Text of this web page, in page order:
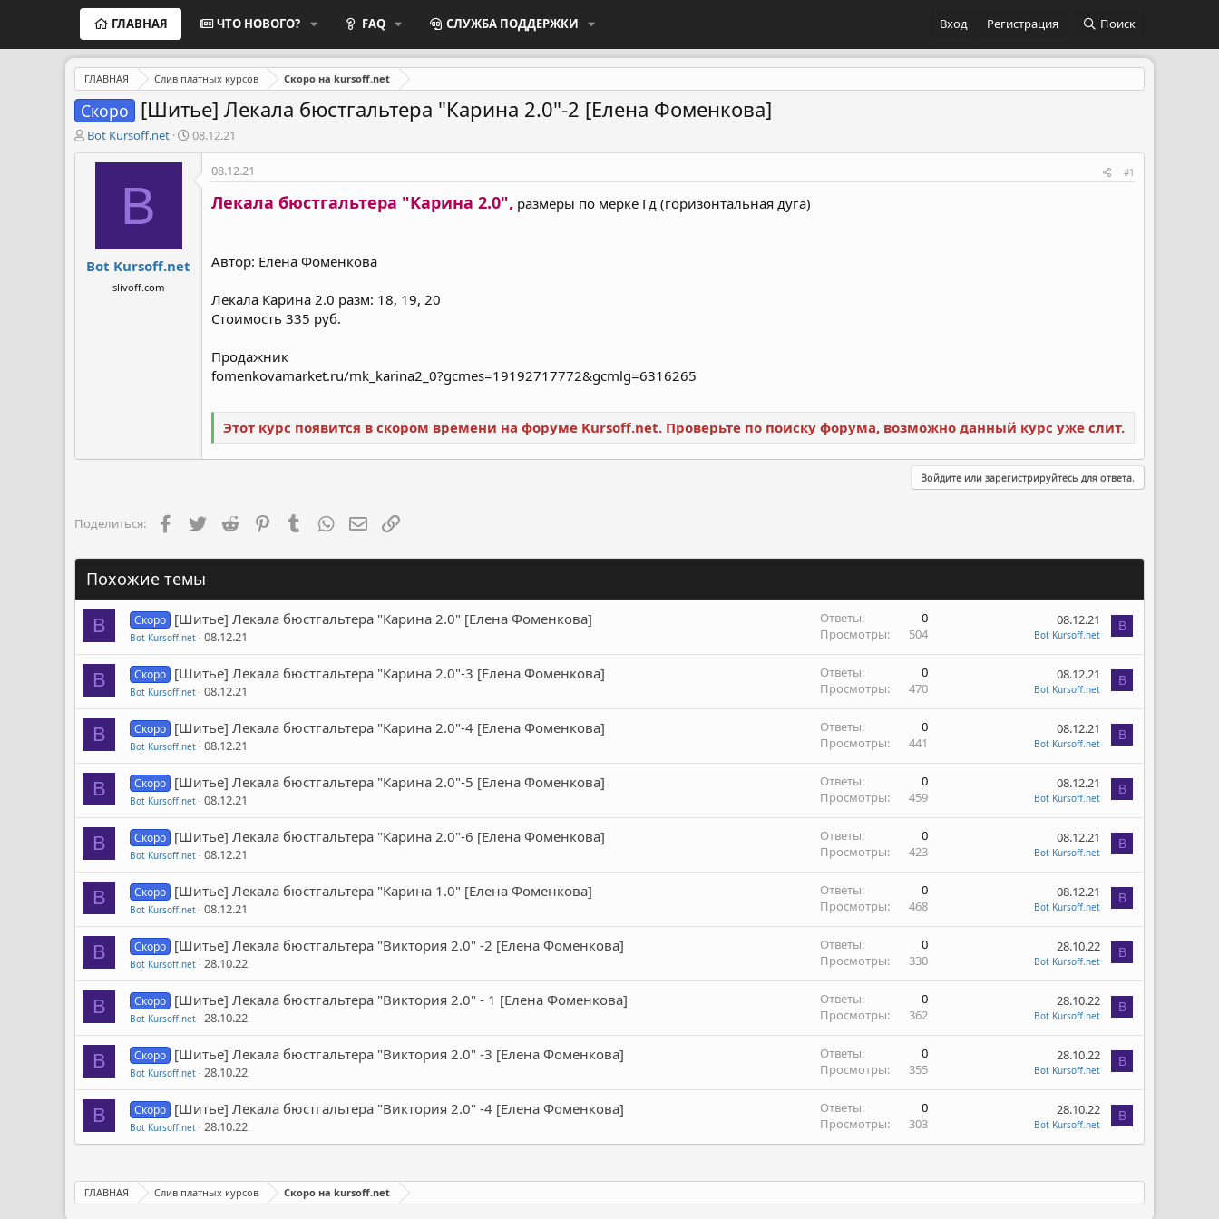
ГЛАВНАЯ ЧТО НОВОГО? FAQ СЛУЖБА ПОДДЕРЖКИ Вход Регистрация Поиск
ГЛАВНАЯ Слив платных курсов Скоро на kursoff.net
Скоро [Шитье] Лекала бюстгальтера "Карина 2.0"-2 [Елена Фоменкова]
А
в
ы
Bot Kursoff.net
Д
а
а
08.12.21
B
Bot Kursoff.net
slivoff.com
08.12.21 #1
Лекала бюстгальтера "Карина 2.0", размеры по мерке Гд (горизонтальная дуга)
Автор: Елена Фоменкова
Лекала Карина 2.0 разм: 18, 19, 20
Стоимость 335 руб.
Продажник
fomenkovamarket.ru/mk_karina2_0?gcmes=19192717772&gcmlg=6316265
Этот курс появится в скором времени на форуме Kursoff.net. Проверьте по поиску форума, возможно данный курс уже слит.
Войдите или зарегистрируйтесь для ответа.
Поделиться: FacebookTwitter Reddit PinterestTumblr WhatsAppЭлектронная почта
Похожие темы
B Скоро [Шитье] Лекала бюстгальтера "Карина 2.0" [Елена Фоменкова]
Bot Kursoff.net 08.12.21
Ответы
0
Просмотры
504
08.12.21
Bot Kursoff.net
B
B Скоро [Шитье] Лекала бюстгальтера "Карина 2.0"-3 [Елена Фоменкова]
Bot Kursoff.net 08.12.21
Ответы
0
Просмотры
470
08.12.21
Bot Kursoff.net
B
B Скоро [Шитье] Лекала бюстгальтера "Карина 2.0"-4 [Елена Фоменкова]
Bot Kursoff.net 08.12.21
Ответы
0
Просмотры
441
08.12.21
Bot Kursoff.net
B
B Скоро [Шитье] Лекала бюстгальтера "Карина 2.0"-5 [Елена Фоменкова]
Bot Kursoff.net 08.12.21
Ответы
0
Просмотры
459
08.12.21
Bot Kursoff.net
B
B Скоро [Шитье] Лекала бюстгальтера "Карина 2.0"-6 [Елена Фоменкова]
Bot Kursoff.net 08.12.21
Ответы
0
Просмотры
423
08.12.21
Bot Kursoff.net
B
B Скоро [Шитье] Лекала бюстгальтера "Карина 1.0" [Елена Фоменкова]
Bot Kursoff.net 08.12.21
Ответы
0
Просмотры
468
08.12.21
Bot Kursoff.net
B
B Скоро [Шитье] Лекала бюстгальтера "Виктория 2.0" -2 [Елена Фоменкова]
Bot Kursoff.net 28.10.22
Ответы
0
Просмотры
330
28.10.22
Bot Kursoff.net
B
B Скоро [Шитье] Лекала бюстгальтера "Виктория 2.0" - 1 [Елена Фоменкова]
Bot Kursoff.net 28.10.22
Ответы
0
Просмотры
362
28.10.22
Bot Kursoff.net
B
B Скоро [Шитье] Лекала бюстгальтера "Виктория 2.0" -3 [Елена Фоменкова]
Bot Kursoff.net 28.10.22
Ответы
0
Просмотры
355
28.10.22
Bot Kursoff.net
B
B Скоро [Шитье] Лекала бюстгальтера "Виктория 2.0" -4 [Елена Фоменкова]
Bot Kursoff.net 28.10.22
Ответы
0
Просмотры
303
28.10.22
Bot Kursoff.net
B
ГЛАВНАЯ Слив платных курсов Скоро на kursoff.net